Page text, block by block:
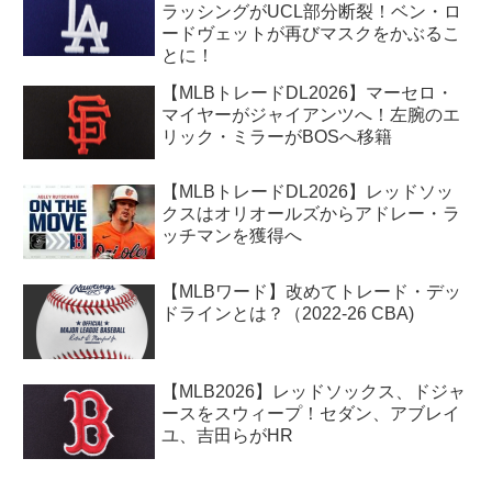
ラッシングがUCL部分断裂！ベン・ロ
ードヴェットが再びマスクをかぶるこ
とに！
【MLBトレードDL2026】マーセロ・
マイヤーがジャイアンツへ！左腕のエ
リック・ミラーがBOSへ移籍
【MLBトレードDL2026】レッドソッ
クスはオリオールズからアドレー・ラ
ッチマンを獲得へ
【MLBワード】改めてトレード・デッ
ドラインとは？（2022-26 CBA)
【MLB2026】レッドソックス、ドジャ
ースをスウィープ！セダン、アブレイ
ユ、吉田らがHR